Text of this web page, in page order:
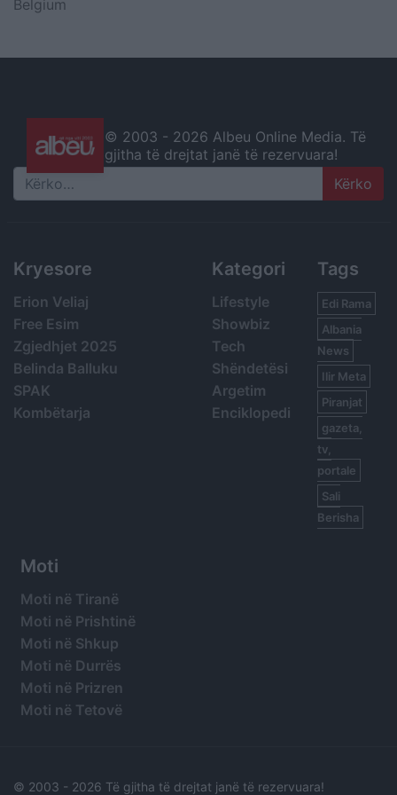
Belgium
© 2003 - 2026 Albeu Online Media. Të
gjitha të drejtat janë të rezervuara!
Search
Kryesore
Erion Veliaj
Free Esim
Zgjedhjet 2025
Belinda Balluku
SPAK
Kombëtarja
Kategori
Lifestyle
Showbiz
Tech
Shëndetësi
Argetim
Enciklopedi
Tags
Edi Rama
Albania
News
Ilir Meta
Piranjat
gazeta,
tv,
portale
Sali
Berisha
Moti
Moti në Tiranë
Moti në Prishtinë
Moti në Shkup
Moti në Durrës
Moti në Prizren
Moti në Tetovë
© 2003 - 2026 Të gjitha të drejtat janë të rezervuara!